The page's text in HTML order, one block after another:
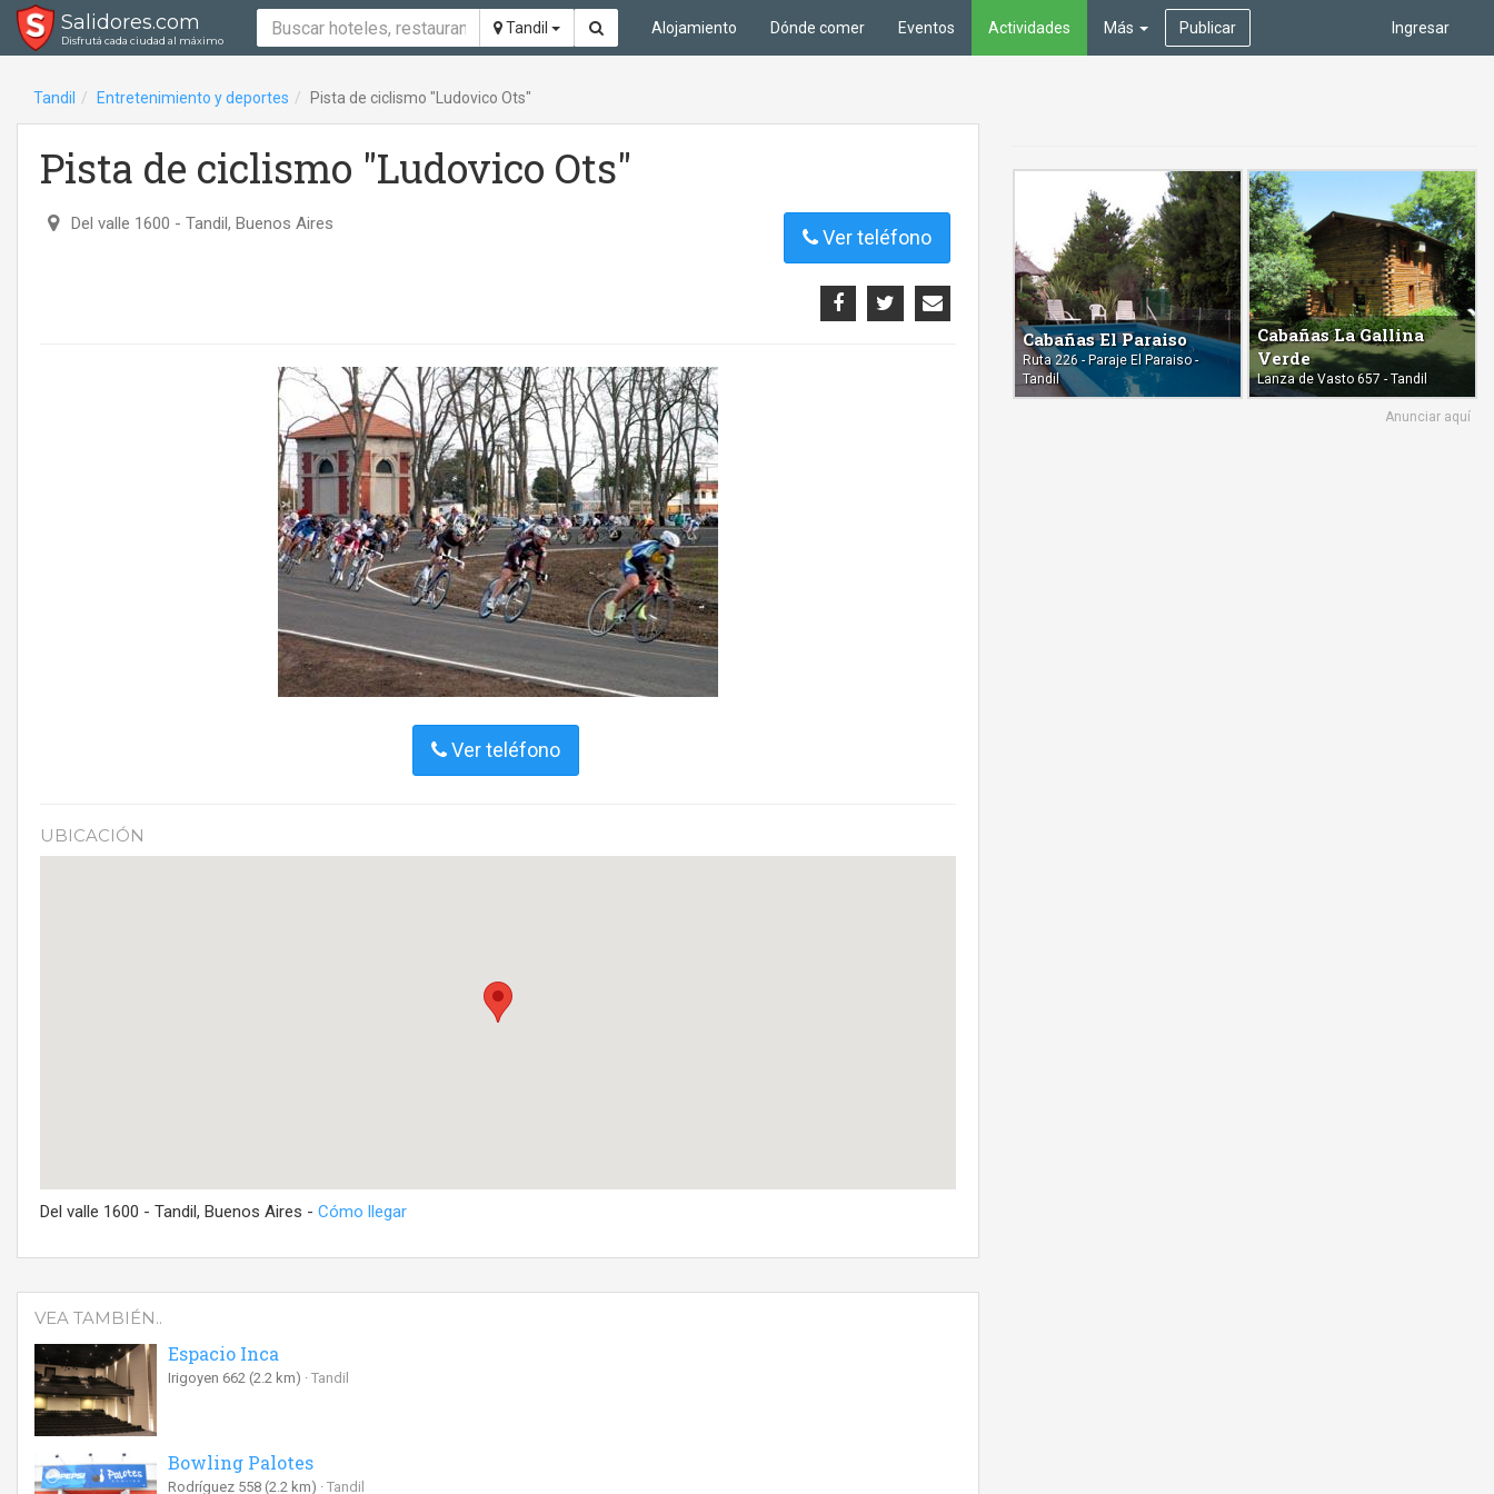
Salidores.com
Disfrutá cada ciudad al máximo
Tandil Ingresar
Alojamiento Dónde comer Eventos Actividades Más Publicar
Tandil Entretenimiento y deportes Pista de ciclismo "Ludovico Ots"
Pista de ciclismo "Ludovico Ots"
Del valle 1600 - Tandil, Buenos Aires
Ver teléfono
Ver teléfono
UBICACIÓN
Del valle 1600 - Tandil, Buenos Aires - Cómo llegar
VEA TAMBIÉN..
Espacio Inca
Irigoyen 662 (2.2 km) Tandil
Bowling Palotes
Rodríguez 558 (2.2 km) Tandil
Cabañas El Paraiso
Ruta 226 - Paraje El Paraiso -
Tandil
Cabañas La Gallina
Verde
Lanza de Vasto 657 - Tandil
Anunciar aquí